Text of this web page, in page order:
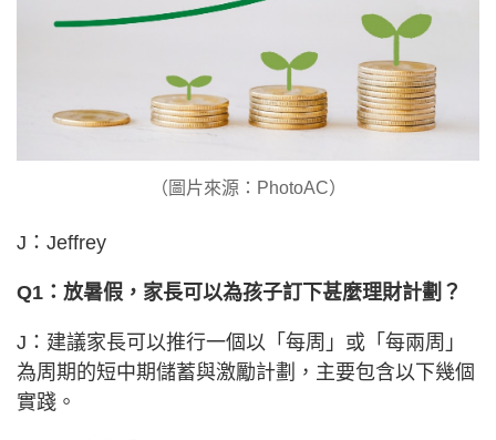
（圖片來源：PhotoAC）
J：Jeffrey
Q1：放暑假，家長可以為孩子訂下甚麼理財計劃？
J：建議家長可以推行一個以「每周」或「每兩周」
為周期的短中期儲蓄與激勵計劃，主要包含以下幾個
實踐。